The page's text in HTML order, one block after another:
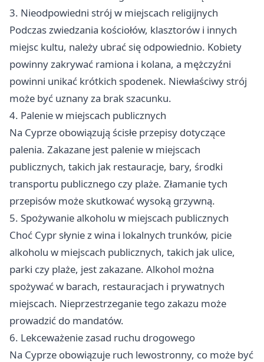
3. Nieodpowiedni strój w miejscach religijnych
Podczas zwiedzania kościołów, klasztorów i innych
miejsc kultu, należy ubrać się odpowiednio. Kobiety
powinny zakrywać ramiona i kolana, a mężczyźni
powinni unikać krótkich spodenek. Niewłaściwy strój
może być uznany za brak szacunku.
4. Palenie w miejscach publicznych
Na Cyprze obowiązują ścisłe przepisy dotyczące
palenia. Zakazane jest palenie w miejscach
publicznych, takich jak restauracje, bary, środki
transportu publicznego czy plaże. Złamanie tych
przepisów może skutkować wysoką grzywną.
5. Spożywanie alkoholu w miejscach publicznych
Choć Cypr słynie z wina i lokalnych trunków, picie
alkoholu w miejscach publicznych, takich jak ulice,
parki czy plaże, jest zakazane. Alkohol można
spożywać w barach, restauracjach i prywatnych
miejscach. Nieprzestrzeganie tego zakazu może
prowadzić do mandatów.
6. Lekceważenie zasad ruchu drogowego
Na Cyprze obowiązuje ruch lewostronny, co może być